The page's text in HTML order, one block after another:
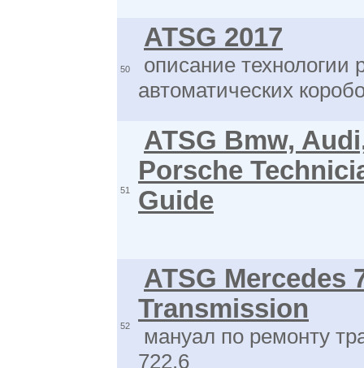
50
ATSG 2017
описание технологии
автоматических
51
ATSG Bmw,
Porsche
Guide
52
ATSG Mercedes
Transmission
мануал по ремонту
722.6